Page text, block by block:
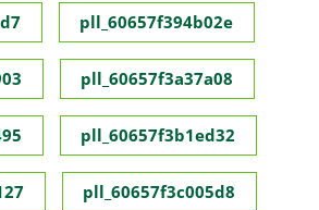
pll_60657f394b02e
pll_60657f3a37a08
pll_60657f3b1ed32
pll_60657f3c005d8